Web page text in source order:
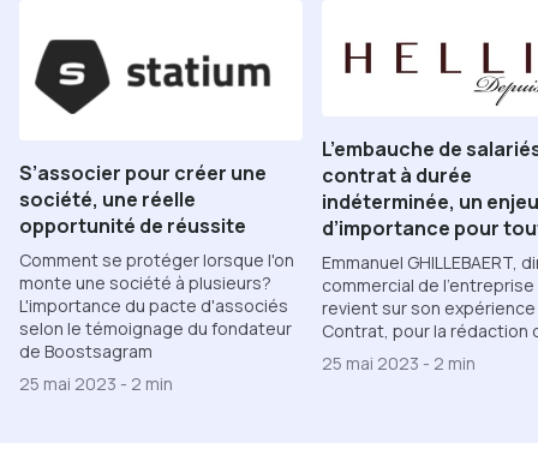
S’associer pour créer une
société, une réelle
opportunité de réussite
Comment se protéger lorsque l'on
monte une société à plusieurs?
L'importance du pacte d'associés
selon le témoignage du fondateur
de Boostsagram
25 mai 2023 - 2 min
L’embauche de
contrat à durée
indéterminée, un enjeu
d’importance pour
Emmanuel GHILLEBAERT,
commercial de l'entreprise
revient sur son
Contrat, pour la rédaction
25 mai 2023 - 2 min